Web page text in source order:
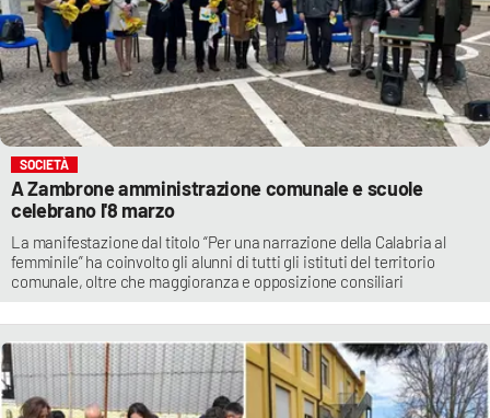
SOCIETÀ
A Zambrone amministrazione comunale e scuole
celebrano l'8 marzo
La manifestazione dal titolo “Per una narrazione della Calabria al
femminile” ha coinvolto gli alunni di tutti gli istituti del territorio
comunale, oltre che maggioranza e opposizione consiliari